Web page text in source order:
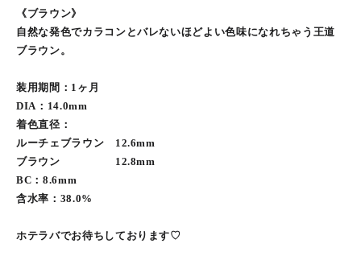
《ブラウン》
自然な発色でカラコンとバレないほどよい色味になれちゃう王道
ブラウン。
装用期間：1ヶ月
DIA：14.0mm
着色直径：
ルーチェブラウン 12.6mm
ブラウン 12.8mm
BC：8.6mm
含水率：38.0%
ホテラバでお待ちしております♡